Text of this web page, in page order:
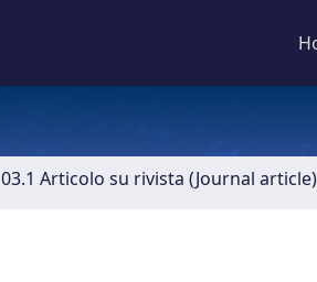
03.1 Articolo su rivista (Journal article)